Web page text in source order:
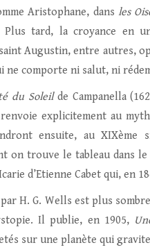
Aristophane, dans les
tard, la croyance en
Augustin, entre autres,
ne comporte ni salut, ni
du Soleilde Campanella
explicitement au
ensuite, au
on trouve le tableau dans le
d’Etienne Cabet qui, en
H. G. Wells est plus
Il publie, en 1905,
sur une planète qui